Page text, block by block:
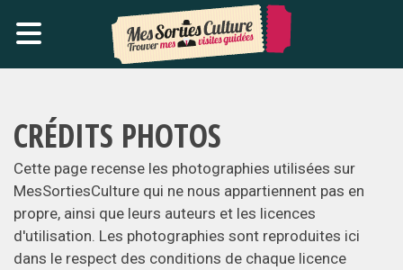
CRÉDITS PHOTOS
Cette page recense les photographies utilisées sur
MesSortiesCulture qui ne nous appartiennent pas en
propre, ainsi que leurs auteurs et les licences
d'utilisation. Les photographies sont reproduites ici
dans le respect des conditions de chaque licence